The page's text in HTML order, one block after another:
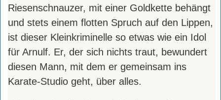
Riesenschnauzer, mit einer Goldkette behängt
und stets einem flotten Spruch auf den Lippen,
ist dieser Kleinkriminelle so etwas wie ein Idol
für Arnulf. Er, der sich nichts traut, bewundert
diesen Mann, mit dem er gemeinsam ins
Karate-Studio geht, über alles.